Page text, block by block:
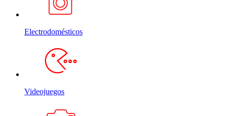
Electrodomésticos
Videojuegos